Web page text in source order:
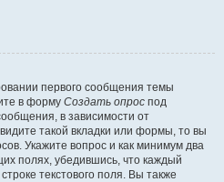
первого сообщения темы
в форму Создать опрос под
в зависимости от
такой вкладки или формы, то вы
Укажите вопрос и как минимум два
полях, убедившись, что каждый
текстового поля. Вы также